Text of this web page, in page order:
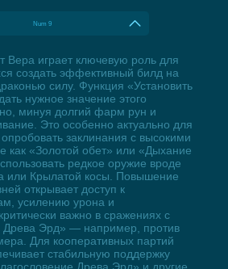
Num 9
Вера играет ключевую роль для
создать эффективный билд на
силу. Функция «Установить
нужное значение этого
минуя долгий фарм рун и
Это особенно актуально для
опробовать заклинания с высокими
как «Золотой обет» или «Дыхание
редкое оружие вроде
или Крылатой косы. Повышение
открывает доступ к
усилению урона и
важно в сражениях с
Древа Эрд» — например, против
Для кооперативных партий
стабильную поддержку